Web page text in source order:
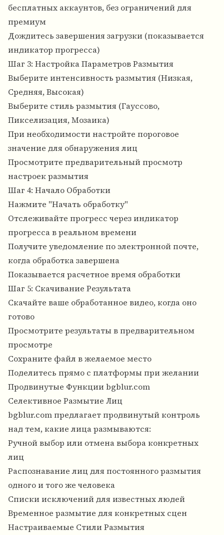
бесплатных аккаунтов, без ограничений для
премиум
Дождитесь завершения загрузки (показывается
индикатор прогресса)
Шаг 3: Настройка Параметров Размытия
Выберите интенсивность размытия (Низкая,
Средняя, Высокая)
Выберите стиль размытия (Гауссово,
Пикселизация, Мозаика)
При необходимости настройте пороговое
значение для обнаружения лиц
Просмотрите предварительный просмотр
настроек размытия
Шаг 4: Начало Обработки
Нажмите "Начать обработку"
Отслеживайте прогресс через индикатор
прогресса в реальном времени
Получите уведомление по электронной почте,
когда обработка завершена
Показывается расчетное время обработки
Шаг 5: Скачивание Результата
Скачайте ваше обработанное видео, когда оно
готово
Просмотрите результаты в предварительном
просмотре
Сохраните файл в желаемое место
Поделитесь прямо с платформы при желании
Продвинутые Функции bgblur.com
Селективное Размытие Лиц
bgblur.com предлагает продвинутый контроль
над тем, какие лица размываются:
Ручной выбор или отмена выбора конкретных
лиц
Распознавание лиц для постоянного размытия
одного и того же человека
Списки исключений для известных людей
Временное размытие для конкретных сцен
Настраиваемые Стили Размытия